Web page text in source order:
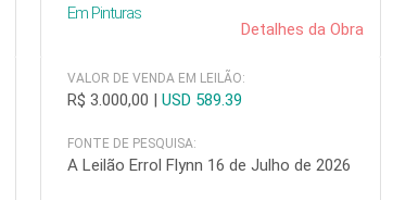
Em Pinturas
Detalhes da Obra
VALOR DE VENDA EM LEILÃO:
R$ 3.000,00 |USD 589.39
FONTE DE PESQUISA:
A Leilão Errol Flynn 16 de Julho de 2026